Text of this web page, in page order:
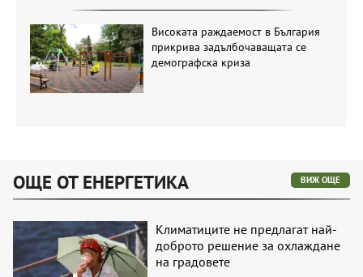
Високата раждаемост в България
прикрива задълбочаващата се
демографска криза
ОЩЕ ОТ ЕНЕРГЕТИКА ВИЖ ОЩЕ
Климатиците не предлагат най-
доброто решение за охлаждане
на градовете